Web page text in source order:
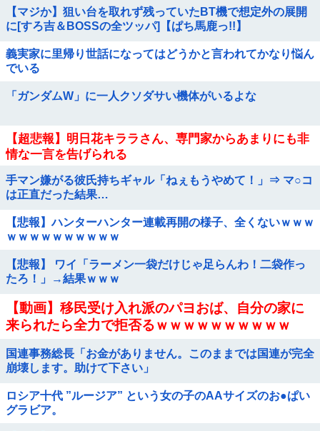
【マジか】狙い台を取れず残っていたBT機で想定外の展開
に[すろ吉＆BOSSの全ツッパ]【ぱち馬鹿っ!!】
義実家に里帰り世話になってはどうかと言われてかなり悩ん
でいる
「ガンダムW」に一人クソダサい機体がいるよな
【超悲報】明日花キララさん、専門家からあまりにも非
情な一言を告げられる
手マン嫌がる彼氏持ちギャル「ねぇもうやめて！」⇒ マ○コ
は正直だった結果…
【悲報】ハンターハンター連載再開の様子、全くないｗｗｗ
ｗｗｗｗｗｗｗｗｗｗ
【悲報】 ワイ「ラーメン一袋だけじゃ足らんわ！二袋作っ
たろ！」→結果ｗｗｗ
【動画】移民受け入れ派のパヨおば、自分の家に
来られたら全力で拒否るｗｗｗｗｗｗｗｗｗｗ
国連事務総長「お金がありません。このままでは国連が完全
崩壊します。助けて下さい」
ロシア十代 ”ルージア” という女の子のAAサイズのお●ぱい
グラビア。